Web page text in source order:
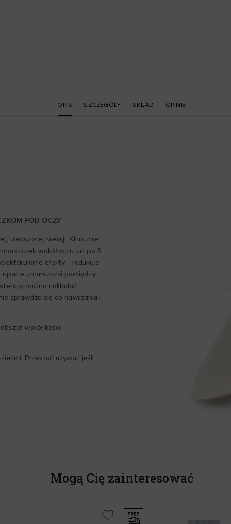
OPIS SZCZEGÓŁY SKŁAD OPINIE
POD OCZY
ulepszonej wersji. Klinicznie
wokół oczu już po 5
efekty – redukuje
uparte zmarszczki pomiędzy
można nakładać
sprawdza się do nawilżania i
wokół kości
Przestań używać jeśli
Mogą Cię zainteresować